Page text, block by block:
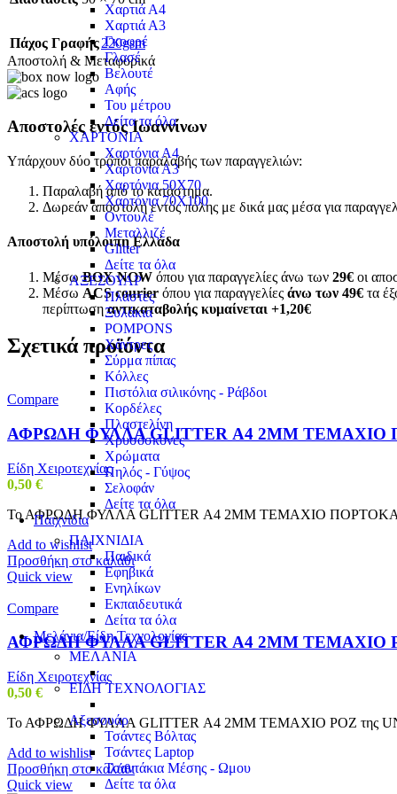
Χαρτιά Α4
Χαρτιά Α3
Γκοφρέ
Γλασέ
Βελουτέ
Αφής
Του μέτρου
Δείτα τα όλα
ΧΑΡΤΟΝΙΑ
Χαρτόνια Α4
Χαρτόνια Α3
Χαρτόνια 50Χ70
Χαρτόνια 70Χ100
Οντουλέ
Μεταλλιζέ
Glitter
Δείτε τα όλα
ΑΞΕΣΟΥΑΡ
Πλάστες
Ξυλάκια
POMPONS
Χάντρες
Σύρμα πίπας
Κόλλες
Πιστόλια σιλικόνης - Ράβδοι
Κορδέλες
Πλαστελίνη
Χρυσόσκονες
Χρώματα
Πηλός - Γύψος
Σελοφάν
Δείτε τα όλα
Παιχνίδια
ΠΑΙΧΝΙΔΙΑ
Παιδικά
Εφηβικά
Ενηλίκων
Εκπαιδευτικά
Δείτα τα όλα
Μελάνια/Είδη Τεχνολογίας
ΜΕΛΑΝΙΑ
ΕΙΔΗ ΤΕΧΝΟΛΟΓΙΑΣ
Αξεσουάρ
Τσάντες Βόλτας
Τσάντες Laptop
Τσαντάκια Μέσης - Ωμου
Δείτε τα όλα
Πάχος Γραφής220gsm
Αποστολή & Μεταφορικά
Αποστολές εντός Ιωαννίνων
Υπάρχουν δύο τρόποι παραλαβής των παραγγελιών:
Παραλαβή από το κατάστημα.
Δωρεάν αποστολή εντός πόλης με δικά μας μέσα για
Αποστολή υπόλοιπη Ελλάδα
ΜέσωBOX NOW όπου για παραγγελίες άνω των 29€ οι
Μέσω ACS courier όπου για παραγγελίες άνω των 49€ τα
περίπτωσηαντικαταβολής κυμαίνεται +1,20€
Σχετικά προϊόντα
Compare
ΑΦΡΩΔΗ ΦΥΛΛΑ GLITTER Α4 2MM ΤΕΜΑΧΙΟ
Είδη Χειροτεχνίας
0,50 €
Το ΑΦΡΩΔΗ ΦΥΛΛΑ GLITTER Α4 2MM ΤΕΜΑΧΙΟ ΠΟΡΤΟΚΑΛΙ της
Add to wishlist
Προσθήκη στο καλάθι
Quick view
Compare
ΑΦΡΩΔΗ ΦΥΛΛΑ GLITTER Α4 2MM ΤΕΜΑΧΙΟ
Είδη Χειροτεχνίας
0,50 €
Το ΑΦΡΩΔΗ ΦΥΛΛΑ GLITTER Α4 2MM ΤΕΜΑΧΙΟ ΡΟΖ της UNIPAP
Add to wishlist
Προσθήκη στο καλάθι
Quick view